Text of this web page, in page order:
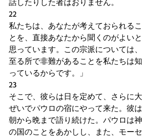
話したりした者はおりません。
22
私たちは、あなたが考えておられるこ
とを、直接あなたから聞くのがよいと
思っています。この宗派については、
至る所で非難があることを私たちは知
っているからです。」
23
そこで、彼らは日を定めて、さらに大
ぜいでパウロの宿にやって来た。彼は
朝から晩まで語り続けた。パウロは神
の国のことをあかしし、また、モーセ